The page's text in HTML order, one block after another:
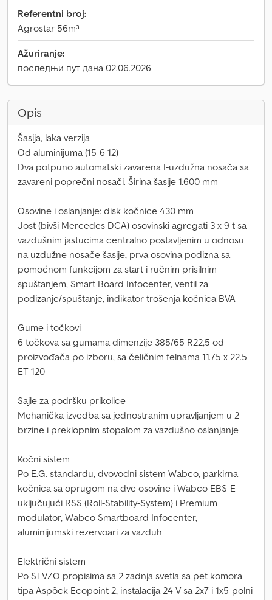
Referentni broj:
Agrostar 56m³
Ažuriranje:
последњи пут дана 02.06.2026
Opis
Šasija, laka verzija
Od aluminijuma (15-6-12)
Dva potpuno automatski zavarena I-uzdužna nosača sa
zavareni poprečni nosači. Širina šasije 1.600 mm
Osovine i oslanjanje: disk kočnice 430 mm
Jost (bivši Mercedes DCA) osovinski agregati 3 x 9 t sa
vazdušnim jastucima centralno postavljenim u odnosu
na uzdužne nosače šasije, prva osovina podizna sa
pomoćnom funkcijom za start i ručnim prisilnim
spuštanjem, Smart Board Infocenter, ventil za
podizanje/spuštanje, indikator trošenja kočnica BVA
Gume i točkovi
6 točkova sa gumama dimenzije 385/65 R22,5 od
proizvođača po izboru, sa čeličnim felnama 11.75 x 22.5
ET 120
Sajle za podršku prikolice
Mehanička izvedba sa jednostranim upravljanjem u 2
brzine i preklopnim stopalom za vazdušno oslanjanje
Kočni sistem
Po E.G. standardu, dvovodni sistem Wabco, parkirna
kočnica sa oprugom na dve osovine i Wabco EBS-E
uključujući RSS (Roll-Stability-System) i Premium
modulator, Wabco Smartboard Infocenter,
aluminijumski rezervoari za vazduh
Električni sistem
Po STVZO propisima sa 2 zadnja svetla sa pet komora
tipa Aspöck Ecopoint 2, instalacija 24 V sa 2x7 i 1x5-polni